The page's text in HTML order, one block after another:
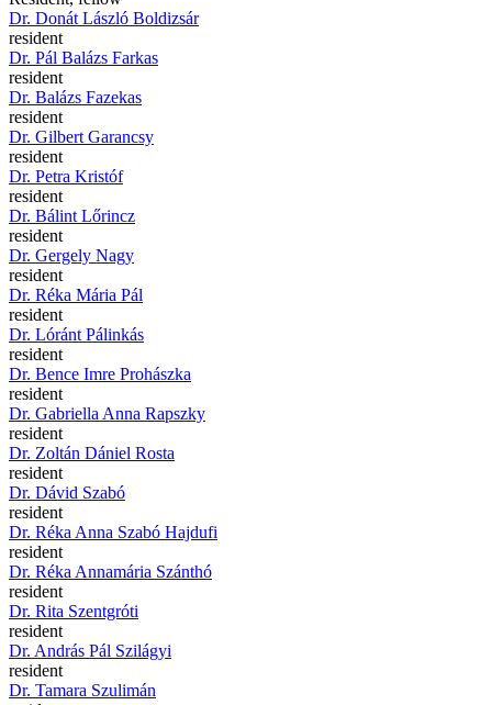
Dr. Donát László Boldizsár
resident
Dr. Pál Balázs Farkas
resident
Dr. Balázs Fazekas
resident
Dr. Gilbert Garancsy
resident
Dr. Petra Kristóf
resident
Dr. Bálint Lőrincz
resident
Dr. Gergely Nagy
resident
Dr. Réka Mária Pál
resident
Dr. Lóránt Pálinkás
resident
Dr. Bence Imre Prohászka
resident
Dr. Gabriella Anna Rapszky
resident
Dr. Zoltán Dániel Rosta
resident
Dr. Dávid Szabó
resident
Dr. Réka Anna Szabó Hajdufi
resident
Dr. Réka Annamária Szánthó
resident
Dr. Rita Szentgróti
resident
Dr. András Pál Szilágyi
resident
Dr. Tamara Szulimán